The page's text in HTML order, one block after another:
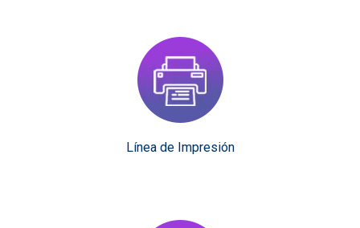
Línea de Impresión